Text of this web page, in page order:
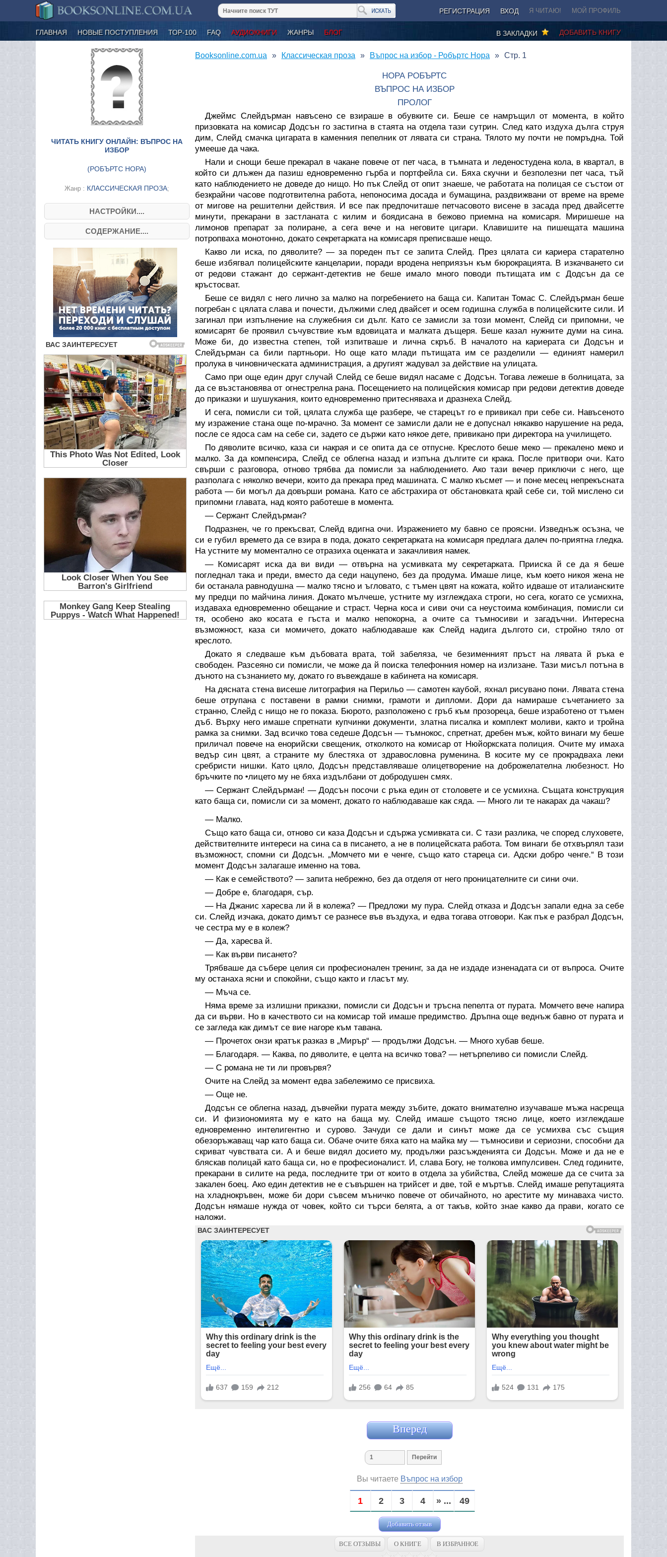
РЕГИСТРАЦИЯ ВХОД Я ЧИТАЮ! МОЙ ПРОФИЛЬ
ГЛАВНАЯ НОВЫЕ ПОСТУПЛЕНИЯ ТОР-100 FAQ АУДИОКНИГИ ЖАНРЫ БЛОГ ДОБАВИТЬ КНИГУ
В ЗАКЛАДКИ
ЧИТАТЬ КНИГУ ОНЛАЙН: ВЪПРОС НА
ИЗБОР
(РОБЪРТС НОРА)
Жанр : КЛАССИЧЕСКАЯ ПРОЗА;
НАСТРОЙКИ....
СОДЕРЖАНИЕ....
Booksonline.com.ua Классическая проза Въпрос на избор - Робъртс Нора Стр. 1
НОРА РОБЪРТС
ВЪПРОС НА ИЗБОР
ПРОЛОГ
Джеймс Слейдърман навъсено се взираше в обувките си. Беше се намръщил от момента, в който
призовката на комисар Додсън го застигна в стаята на отдела тази сутрин. След като издуха дълга струя
дим, Слейд смачка цигарата в каменния пепелник от лявата си страна. Тялото му почти не помръдна. Той
умееше да чака.
Нали и снощи беше прекарал в чакане повече от пет часа, в тъмната и леденостудена кола, в квартал, в
който си длъжен да пазиш едновременно гърба и портфейла си. Бяха скучни и безполезни пет часа, тъй
като наблюдението не доведе до нищо. Но пък Слейд от опит знаеше, че работата на полицая се състои от
безкрайни часове подготвителна работа, непоносима досада и бумащина, раздвижвани от време на време
от мигове на решителни действия. И все пак предпочиташе петчасовото висене в засада пред двайсетте
минути, прекарани в застланата с килим и боядисана в бежово приемна на комисаря. Миришеше на
лимонов препарат за полиране, а сега вече и на неговите цигари. Клавишите на пишещата машина
потропваха монотонно, докато секретарката на комисаря преписваше нещо.
Какво ли иска, по дяволите? — за пореден път се запита Слейд. През цялата си кариера старателно
беше избягвал полицейските канцеларии, поради вродена неприязън към бюрокрацията. В изкачването си
от редови стажант до сержант-детектив не беше имало много поводи пътищата им с Додсън да се
кръстосват.
Беше се видял с него лично за малко на погребението на баща си. Капитан Томас С. Слейдърман беше
погребан с цялата слава и почести, дължими след двайсет и осем годишна служба в полицейските сили. И
загинал при изпълнение на служебния си дълг. Като се замисли за този момент, Слейд си припомни, че
комисарят бе проявил съчувствие към вдовицата и малката дъщеря. Беше казал нужните думи на сина.
Може би, до известна степен, той изпитваше и лична скръб. В началото на кариерата си Додсън и
Слейдърман са били партньори. Но още като млади пътищата им се разделили — единият намерил
пролука в чиновническата администрация, а другият жадувал за действие на улицата.
Само при още един друг случай Слейд се беше видял насаме с Додсън. Тогава лежеше в болницата, за
да се възстановява от огнестрелна рана. Посещението на полицейския комисар при редови детектив доведе
до приказки и шушукания, които едновременно притесняваха и дразнеха Слейд.
И сега, помисли си той, цялата служба ще разбере, че старецът го е привикал при себе си. Навъсеното
му изражение стана още по-мрачно. За момент се замисли дали не е допуснал някакво нарушение на реда,
после се ядоса сам на себе си, задето се държи като някое дете, привикано при директора на училището.
По дяволите всичко, каза си накрая и се опита да се отпусне. Креслото беше меко — прекалено меко и
малко. За да компенсира, Слейд се облегна назад и изпъна дългите си крака. После притвори очи. Като
свърши с разговора, отново трябва да помисли за наблюдението. Ако тази вечер приключи с него, ще
разполага с няколко вечери, които да прекара пред машината. С малко късмет — и поне месец непрекъсната
работа — би могъл да довърши романа. Като се абстрахира от обстановката край себе си, той мислено си
припомни главата, над която работеше в момента.
— Сержант Слейдърман?
Подразнен, че го прекъсват, Слейд вдигна очи. Изражението му бавно се проясни. Изведнъж осъзна, че
си е губил времето да се взира в пода, докато секретарката на комисаря предлага далеч по-приятна гледка.
На устните му моментално се отразиха оценката и закачливия намек.
— Комисарят иска да ви види — отвърна на усмивката му секретарката. Прииска й се да я беше
погледнал така и преди, вместо да седи нацупено, без да продума. Имаше лице, към което никоя жена не
би останала равнодушна — малко тясно и ъгловато, с тъмен цвят на кожата, който идваше от италианските
му предци по майчина линия. Докато мълчеше, устните му изглеждаха строги, но сега, когато се усмихна,
издаваха едновременно обещание и страст. Черна коса и сиви очи са неустоима комбинация, помисли си
тя, особено ако косата е гъста и малко непокорна, а очите са тъмносиви и загадъчни. Интересна
възможност, каза си момичето, докато наблюдаваше как Слейд надига дългото си, стройно тяло от
креслото.
Докато я следваше към дъбовата врата, той забеляза, че безименният пръст на лявата й ръка е
свободен. Разсеяно си помисли, че може да й поиска телефонния номер на излизане. Тази мисъл потъна в
дъното на съзнанието му, докато го въвеждаше в кабинета на комисаря.
На дясната стена висеше литография на Перильо — самотен каубой, яхнал рисувано пони. Лявата стена
беше отрупана с поставени в рамки снимки, грамоти и дипломи. Дори да намираше съчетанието за
странно, Слейд с нищо не го показа. Бюрото, разположено с гръб към прозореца, беше изработено от тъмен
дъб. Върху него имаше спретнати купчинки документи, златна писалка и комплект моливи, както и тройна
рамка за снимки. Зад всичко това седеше Додсън — тъмнокос, спретнат, дребен мъж, който винаги му беше
приличал повече на енорийски свещеник, отколкото на комисар от Нюйоркската полиция. Очите му имаха
ведър син цвят, а страните му блестяха от здравословна руменина. В косите му се прокрадваха леки
сребристи нишки. Като цяло, Додсън представляваше олицетворение на доброжелателна любезност. Но
бръчките по •лицето му не бяха издълбани от добродушен смях.
— Сержант Слейдърман! — Додсън посочи с ръка един от столовете и се усмихна. Същата конструкция
като баща си, помисли си за момент, докато го наблюдаваше как сяда. — Много ли те накарах да чакаш?
— Малко.
Също като баща си, отново си каза Додсън и сдържа усмивката си. С тази разлика, че според слуховете,
действителните интереси на сина са в писането, а не в полицейската работа. Том винаги бе отхвърлял тази
възможност, спомни си Додсън. „Момчето ми е ченге, също като стареца си. Адски добро ченге.“ В този
момент Додсън залагаше именно на това.
— Как е семейството? — запита небрежно, без да отделя от него проницателните си сини очи.
— Добре е, благодаря, сър.
— На Джанис харесва ли й в колежа? — Предложи му пура. Слейд отказа и Додсън запали една за себе
си. Слейд изчака, докато димът се разнесе във въздуха, и едва тогава отговори. Как пък е разбрал Додсън,
че сестра му е в колеж?
— Да, харесва й.
— Как върви писането?
Трябваше да събере целия си професионален тренинг, за да не издаде изненадата си от въпроса. Очите
му останаха ясни и спокойни, също както и гласът му.
— Мъча се.
Няма време за излишни приказки, помисли си Додсън и тръсна пепелта от пурата. Момчето вече напира
да си върви. Но в качеството си на комисар той имаше предимство. Дръпна още веднъж бавно от пурата и
се загледа как димът се вие нагоре към тавана.
— Прочетох онзи кратък разказ в „Мирър“ — продължи Додсън. — Много хубав беше.
— Благодаря. — Каква, по дяволите, е целта на всичко това? — нетърпеливо си помисли Слейд.
— С романа не ти ли провървя?
Очите на Слейд за момент едва забележимо се присвиха.
— Още не.
Додсън се облегна назад, дъвчейки пурата между зъбите, докато внимателно изучаваше мъжа насреща
си. И физиономията му е като на баща му. Слейд имаше същото тясно лице, което изглеждаше
едновременно интелигентно и сурово. Зачуди се дали и синът може да се усмихва със същия
обезоръжаващ чар като баща си. Обаче очите бяха като на майка му — тъмносиви и сериозни, способни да
скриват чувствата си. А и беше видял досието му, продължи разсъжденията си Додсън. Може и да не е
бляскав полицай като баща си, но е професионалист. И, слава Богу, не толкова импулсивен. След годините,
прекарани в силите на реда, последните три от които в отдела за убийства, Слейд можеше да се счита за
закален боец. Ако един детектив не е съвършен на трийсет и две, той е мъртъв. Слейд имаше репутацията
на хладнокръвен, може би дори съвсем мъничко повече от обичайното, но арестите му минаваха чисто.
Додсън нямаше нужда от човек, който си търси белята, а от такъв, който знае какво да прави, когато се
наложи.
Вперед
Вы читаете Въпрос на избор
1 2 3 4 » ... 49
Добавить отзыв
ВСЕ ОТЗЫВЫ О КНИГЕ В ИЗБРАННОЕ